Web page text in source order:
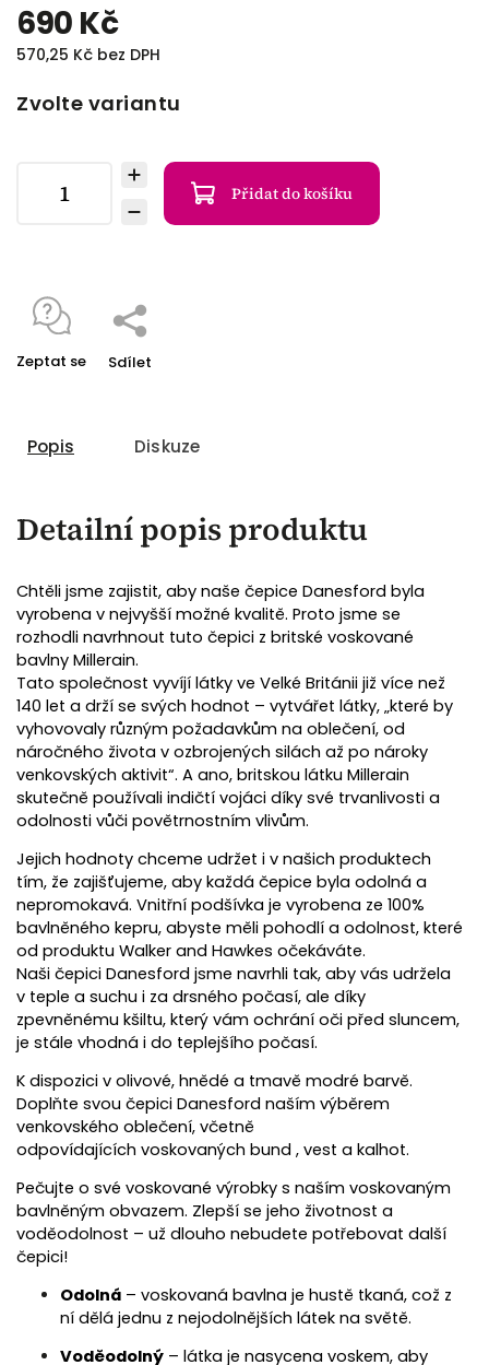
690 Kč
570,25 Kč bez DPH
Zvolte variantu
Přidat do košíku
Zeptat se Sdílet
Popis Diskuze
Detailní popis produktu
Chtěli jsme zajistit, aby naše čepice Danesford byla
vyrobena v nejvyšší možné kvalitě. Proto jsme se
rozhodli navrhnout tuto čepici z britské voskované
bavlny Millerain.
Tato společnost vyvíjí látky ve Velké Británii již více než
140 let a drží se svých hodnot – vytvářet látky, „které by
vyhovovaly různým požadavkům na oblečení, od
náročného života v ozbrojených silách až po nároky
venkovských aktivit“. A ano, britskou látku Millerain
skutečně používali indičtí vojáci díky své trvanlivosti a
odolnosti vůči povětrnostním vlivům.
Jejich hodnoty chceme udržet i v našich produktech
tím, že zajišťujeme, aby každá čepice byla odolná a
nepromokavá. Vnitřní podšívka je vyrobena ze 100%
bavlněného kepru, abyste měli pohodlí a odolnost, které
od produktu Walker and Hawkes očekáváte.
Naši čepici Danesford jsme navrhli tak, aby vás udržela
v teple a suchu i za drsného počasí, ale díky
zpevněnému kšiltu, který vám ochrání oči před sluncem,
je stále vhodná i do teplejšího počasí.
K dispozici v olivové, hnědé a tmavě modré barvě.
Doplňte svou čepici Danesford naším výběrem
venkovského oblečení, včetně
odpovídajících voskovaných bund , vest a kalhot.
Pečujte o své voskované výrobky s naším voskovaným
bavlněným obvazem. Zlepší se jeho životnost a
voděodolnost – už dlouho nebudete potřebovat další
čepici!
Odolná – voskovaná bavlna je hustě tkaná, což z
ní dělá jednu z nejodolnějších látek na světě.
Voděodolný – látka je nasycena voskem, aby